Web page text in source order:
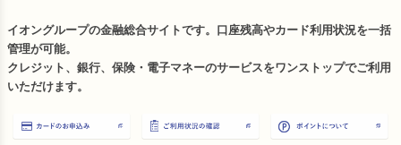
イオングループの金融総合サイトです。口座残高やカード利用状況を一括
管理が可能。
クレジット、銀行、保険・電子マネーのサービスをワンストップでご利用
いただけます。